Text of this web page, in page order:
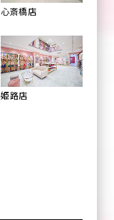
心斎橋店
姫路店